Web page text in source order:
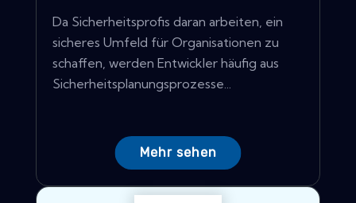
Da Sicherheitsprofis daran arbeiten, ein
sicheres Umfeld für Organisationen zu
schaffen, werden Entwickler häufig aus
Sicherheitsplanungsprozesse...
Mehr sehen